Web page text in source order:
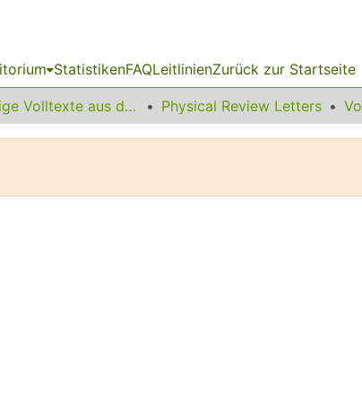
StatistikenFAQLeitlinienZurück zur Startseite
Sonstige Volltexte aus dem Bibliotheksangebot Physical Review Letters